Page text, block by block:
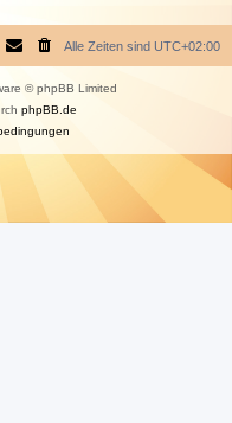
Alle Zeiten sind UTC+02:00
© phpBB Limited
phpBB.de